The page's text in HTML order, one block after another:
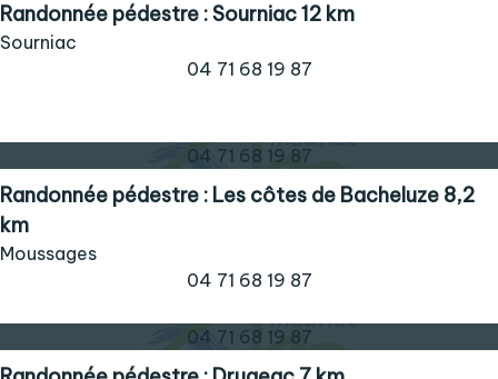
Randonnée pédestre : Sourniac 12 km
Sourniac
04 71 68 19 87
04 71 68 19 87
Randonnée pédestre : Les côtes de Bacheluze 8,2
km
Moussages
04 71 68 19 87
04 71 68 19 87